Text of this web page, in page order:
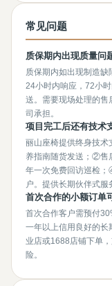
常见问题
质保期内出现质量问
质保期内如出现制造
24小时内响应，72小
送。需要现场处理的
司承担。
项目完工后还有技术
丽山座椅提供终身技
养指南随货发送；②售
年一次免费回访巡检
户。提供长期伙伴式服
首次合作的小额订单
首次合作客户需预付
一年以上信用良好的长
业店或1688店铺下单
险。